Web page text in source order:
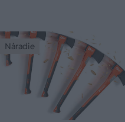
Náradie